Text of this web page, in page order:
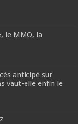
le MMO, la
anticipé sur
vaut-elle enfin le